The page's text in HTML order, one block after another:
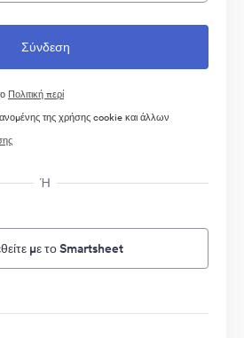
Πολιτική περί
της χρήσης cookie και άλλων
Ή
με το Smartsheet